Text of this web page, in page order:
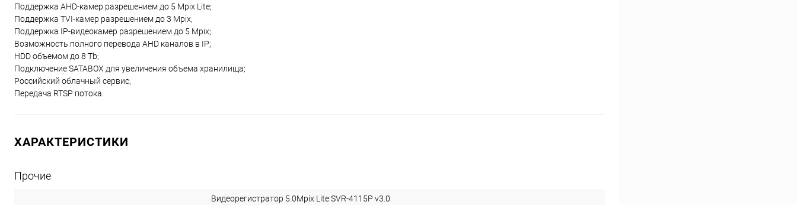
Поддержка AHD-камер разрешением до 5 Mpix Lite;
Поддержка TVI-камер разрешением до 3 Mpix;
Поддержка IP-видеокамер разрешением до 5 Mpix;
Возможность полного перевода AHD каналов в IP;
HDD объемом до 8 Tb;
Подключение SATABOX для увеличения объема хранилища;
Российский облачный сервис;
Передача RTSP потока.
ХАРАКТЕРИСТИКИ
Прочие
Видеорегистратор 5.0Mpix Lite SVR-4115P v3.0